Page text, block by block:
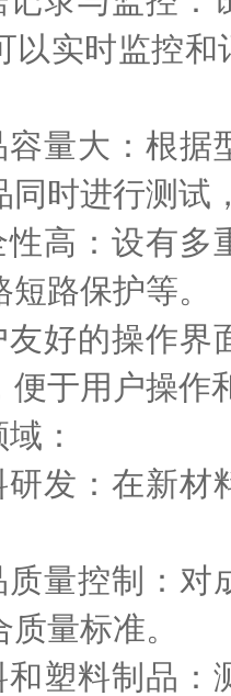
以实时监控
大：根据
同时进行测试
：设有多
路保护等。
的操作界
便于用户操作
：
：在新材
控制：对
量标准。
料制品：